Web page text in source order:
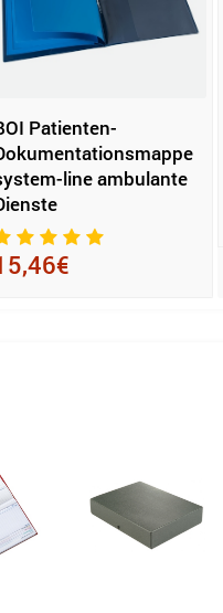
Patienten-
line ambulante